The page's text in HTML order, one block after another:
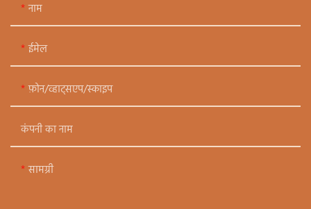
नाम
ईमेल
फ़ोन/व्हाट्सएप/स्काइप
कंपनी का नाम
सामग्री